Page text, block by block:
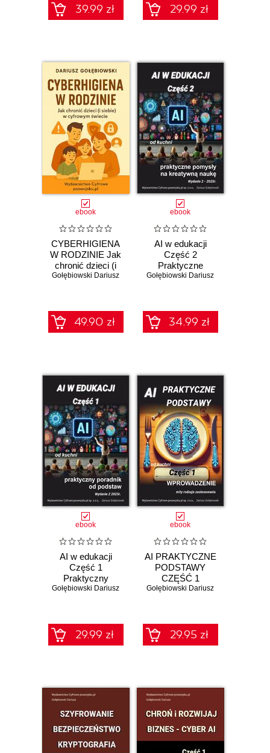
39.99 zł 29.99 zł
ebook
CYBERHIGIENA
W RODZINIE Jak
chronić dzieci (i
siebie) w
Gołębiowski Dariusz
49.90 zł
ebook
AI w edukacji
Część 2
Praktyczne
pomysły na
Gołębiowski Dariusz
34.99 zł
ebook
AI w edukacji
Część 1
Praktyczny
poradnik od
Gołębiowski Dariusz
29.99 zł
ebook
AI PRAKTYCZNE
PODSTAWY
CZĘŚĆ 1
WPROWADZENIE
Gołębiowski Dariusz
29.95 zł